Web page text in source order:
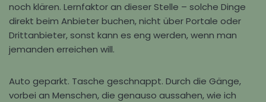
noch klären. Lernfaktor an dieser Stelle – solche Dinge
direkt beim Anbieter buchen, nicht über Portale oder
Drittanbieter, sonst kann es eng werden, wenn man
jemanden erreichen will.
Auto geparkt. Tasche geschnappt. Durch die Gänge,
vorbei an Menschen, die genauso aussahen, wie ich